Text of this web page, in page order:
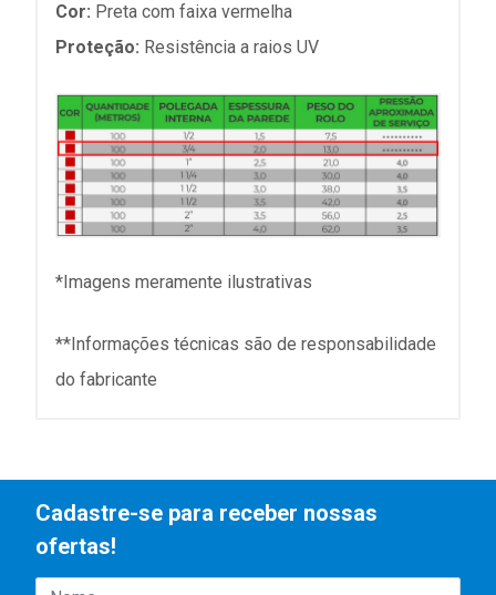
Cor: Preta com faixa vermelha
Proteção: Resistência a raios UV
*Imagens meramente ilustrativas
**Informações técnicas são de responsabilidade
do fabricante
Cadastre-se para receber nossas
ofertas!